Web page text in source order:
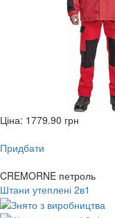
Ціна: 1779.90 грн
Придбати
CREMORNE петроль
Штани утеплені 2в1